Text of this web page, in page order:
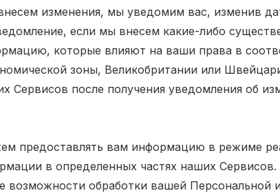
изменения, мы уведомим вас, изменив
если мы внесем какие-либо
которые влияют на ваши права в
зоны, Великобритании или
Сервисов после получения уведомления об
предоставлять вам информацию в режиме
в определенных частях наших
возможности обработки вашей Персональной